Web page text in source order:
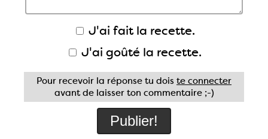
J'ai fait la recette.
J'ai goûté la recette.
Pour recevoir la réponse tu dois te connecter
avant de laisser ton commentaire ;-)